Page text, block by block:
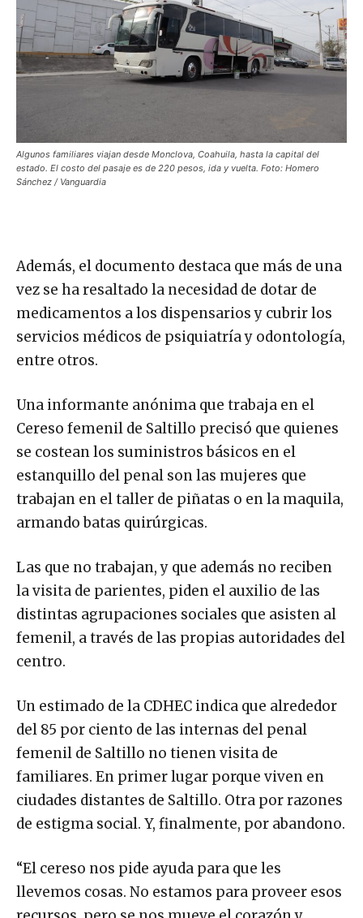
Algunos familiares viajan desde Monclova, Coahuila, hasta la capital del
estado. El costo del pasaje es de 220 pesos, ida y vuelta. Foto: Homero
Sánchez / Vanguardia
Además, el documento destaca que más de una
vez se ha resaltado la necesidad de dotar de
medicamentos a los dispensarios y cubrir los
servicios médicos de psiquiatría y odontología,
entre otros.
Una informante anónima que trabaja en el
Cereso femenil de Saltillo precisó que quienes
se costean los suministros básicos en el
estanquillo del penal son las mujeres que
trabajan en el taller de piñatas o en la maquila,
armando batas quirúrgicas.
Las que no trabajan, y que además no reciben
la visita de parientes, piden el auxilio de las
distintas agrupaciones sociales que asisten al
femenil, a través de las propias autoridades del
centro.
Un estimado de la CDHEC indica que alrededor
del 85 por ciento de las internas del penal
femenil de Saltillo no tienen visita de
familiares. En primer lugar porque viven en
ciudades distantes de Saltillo. Otra por razones
de estigma social. Y, finalmente, por abandono.
“El cereso nos pide ayuda para que les
llevemos cosas. No estamos para proveer esos
recursos, pero se nos mueve el corazón y